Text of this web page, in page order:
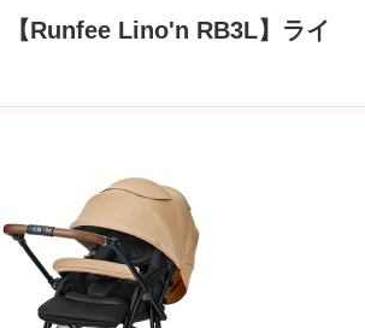
【Runfee Lino'n RB3L】ライ